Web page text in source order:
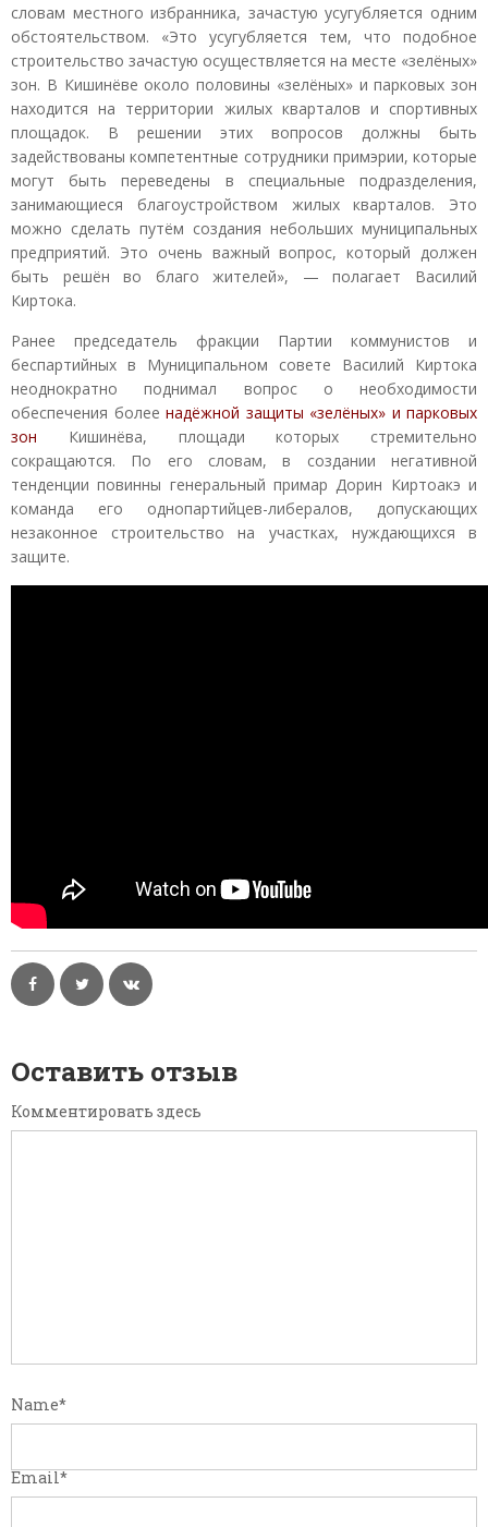
словам местного избранника, зачастую усугубляется одним
обстоятельством. «Это усугубляется тем, что подобное
строительство зачастую осуществляется на месте «зелёных»
зон. В Кишинёве около половины «зелёных» и парковых зон
находится на территории жилых кварталов и спортивных
площадок. В решении этих вопросов должны быть
задействованы компетентные сотрудники примэрии, которые
могут быть переведены в специальные подразделения,
занимающиеся благоустройством жилых кварталов. Это
можно сделать путём создания небольших муниципальных
предприятий. Это очень важный вопрос, который должен
быть решён во благо жителей», — полагает Василий
Киртока.
Ранее председатель фракции Партии коммунистов и
беспартийных в Муниципальном совете Василий Киртока
неоднократно поднимал вопрос о необходимости
обеспечения более надёжной защиты «зелёных» и парковых
зон Кишинёва, площади которых стремительно
сокращаются. По его словам, в создании негативной
тенденции повинны генеральный примар Дорин Киртоакэ и
команда его однопартийцев-либералов, допускающих
незаконное строительство на участках, нуждающихся в
защите.
Оставить отзыв
Комментировать здесь
Name*
Email*